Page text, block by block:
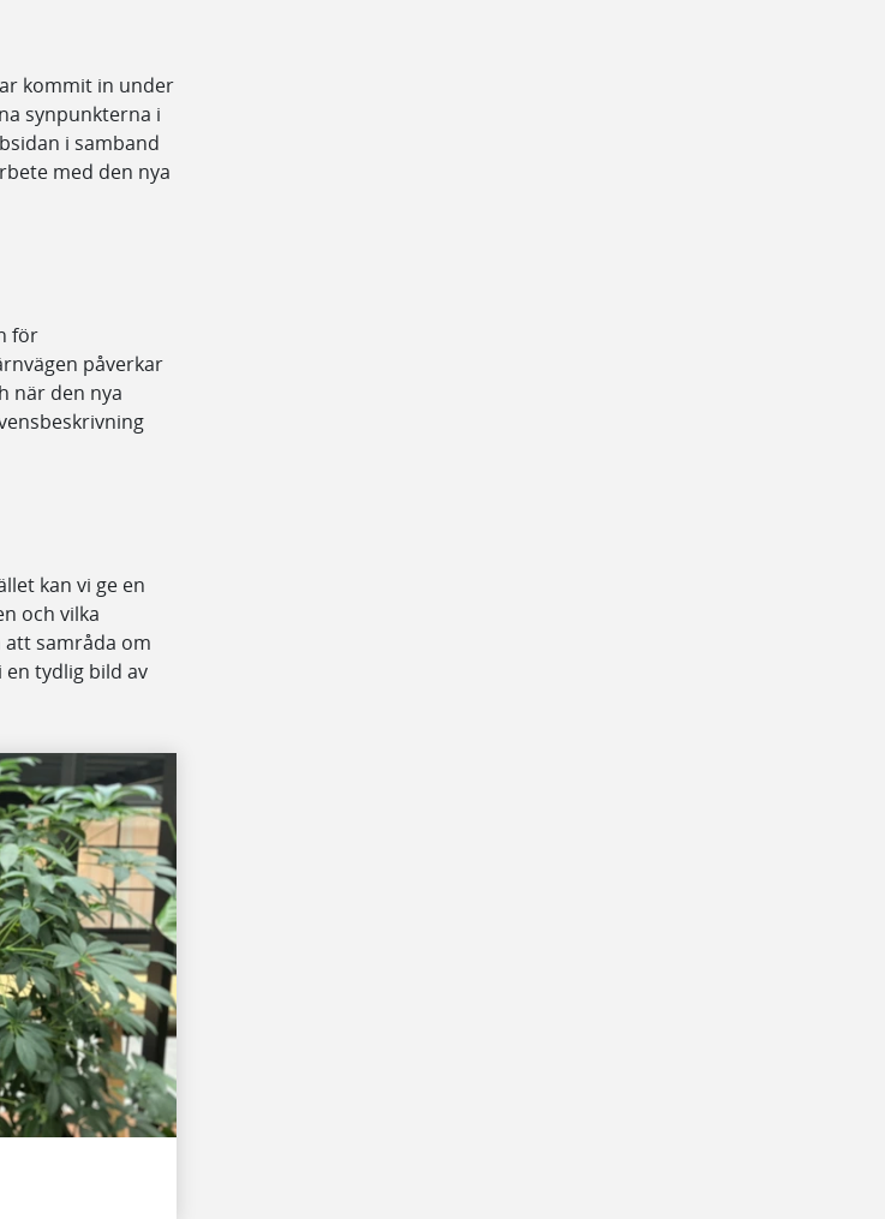
kommit in under
synpunkterna i
i samband
med den nya
för
påverkar
när den nya
kan vi ge en
och vilka
samråda om
en tydlig bild av